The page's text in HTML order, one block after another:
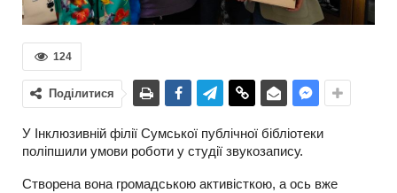
124
Поділитися
У Інклюзивній філії Сумської публічної бібліотеки
поліпшили умови роботи у студії звукозапису.
Створена вона громадською активісткою, а ось вже